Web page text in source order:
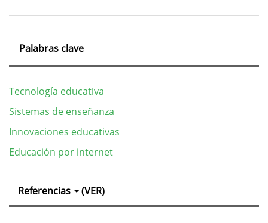
Palabras clave
Tecnología educativa
Sistemas de enseñanza
Innovaciones educativas
Educación por internet
Detalles
del
Referencias (VER)